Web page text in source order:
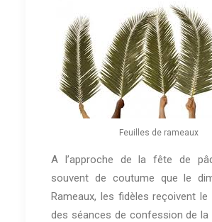
Feuilles de rameaux
A l’approche de la fête de
souvent de coutume que le
Rameaux, les fidèles reçoivent le
des séances de confession de la